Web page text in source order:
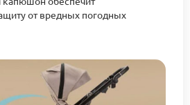
от вредных погодных